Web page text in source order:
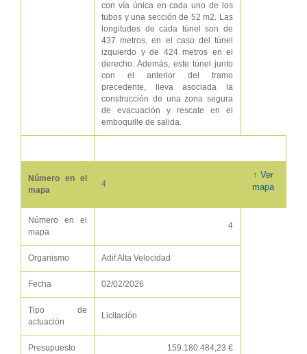
con vía única en cada uno de los
tubos y una sección de 52 m2. Las
longitudes de cada túnel son de
437 metros, en el caso del túnel
izquierdo y de 424 metros en el
derecho. Además, este túnel junto
con el anterior del tramo
precedente, lleva asociada la
construcción de una zona segura
de evacuación y rescate en el
emboquille de salida.
Número en el
mapa
4
↑ Ver
mapa
Número en el
mapa
4
Organismo Adif Alta Velocidad
Fecha 02/02/2026
Tipo de
actuación
Licitación
Presupuesto 159.180.484,23 €